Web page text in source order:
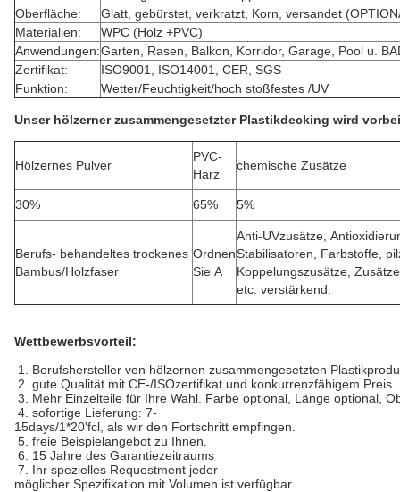
Oberfläche:
Glatt, gebürstet, verkratzt, Korn, versandet
Materialien:
WPC (Holz +PVC)
Anwendungen:Garten, Rasen, Balkon, Korridor, Garage, Pool u.
Zertifikat:
ISO9001, ISO14001, CER, SGS
Funktion:
Wetter/Feuchtigkeit/hoch stoßfestes /UV
Unser hölzerner zusammengesetzter Plastikdecking wird
Hölzernes Pulver
PVC-
Harz
chemische Zusätze
30% 65% 5%
Berufs- behandeltes trockenes
Bambus/Holzfaser
Ordnen
Sie A
Anti-UVzusätze,
Stabilisatoren, Farbstoffe,
Koppelungszusätze,
etc. verstärkend.
Wettbewerbsvorteil:
1. Berufshersteller von hölzernen zusammengesetzten
2. gute Qualität mit CE-/ISOzertifikat und konkurrenzfähigem Preis
3. Mehr Einzelteile für Ihre Wahl. Farbe optional, Länge optional,
4. sofortige Lieferung: 7-
15days/1*20'fcl, als wir den Fortschritt empfingen.
5. freie Beispielangebot zu Ihnen.
6. 15 Jahre des Garantiezeitraums
7. Ihr spezielles Requestment jeder
möglicher Spezifikation mit Volumen ist verfügbar.